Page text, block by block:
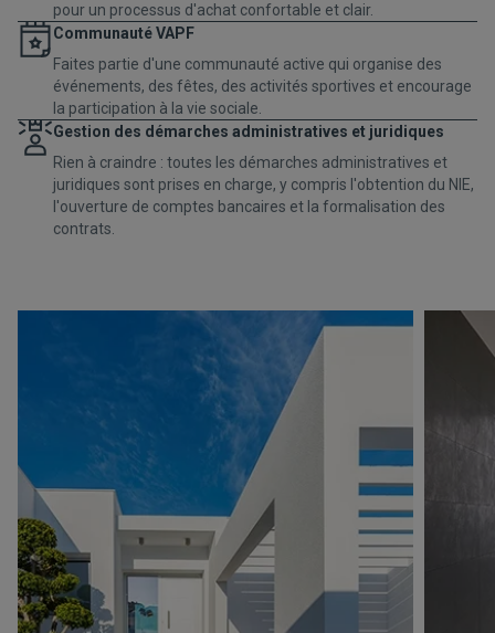
pour un processus d'achat confortable et clair.
Communauté VAPF
Faites partie d'une communauté active qui organise des
événements, des fêtes, des activités sportives et encourage
la participation à la vie sociale.
Gestion des démarches administratives et juridiques
Rien à craindre : toutes les démarches administratives et
juridiques sont prises en charge, y compris l'obtention du NIE,
l'ouverture de comptes bancaires et la formalisation des
contrats.